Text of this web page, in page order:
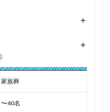
+
+
家族葬
〜40名